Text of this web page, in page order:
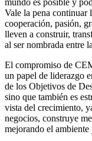
Vale la pena continuar
cooperación, pasión,
lleven a construir,
al ser nombrada entre
El compromiso de
un papel de liderazgo
de los Objetivos de
sino que también es
vista del crecimiento,
negocios, construye
mejorando el